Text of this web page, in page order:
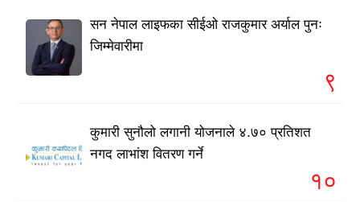
सन नेपाल लाइफका सीईओ राजकुमार अर्याल पुनः
जिम्मेवारीमा
९
कुमारी सुनौलो लगानी योजनाले ४.७० प्रतिशत
नगद लाभांश वितरण गर्ने
१०